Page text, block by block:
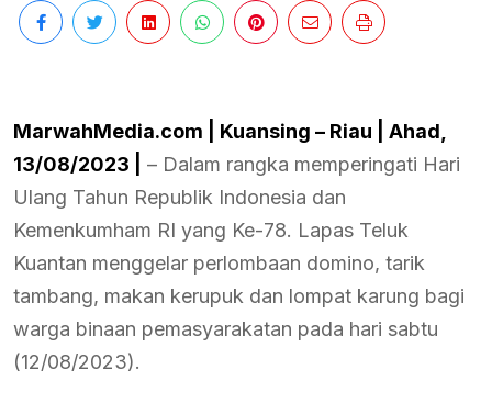
MarwahMedia.com | Kuansing – Riau | Ahad,
13/08/2023 |
– Dalam rangka memperingati Hari
Ulang Tahun Republik Indonesia dan
Kemenkumham RI yang Ke-78. Lapas Teluk
Kuantan menggelar perlombaan domino, tarik
tambang, makan kerupuk dan lompat karung bagi
warga binaan pemasyarakatan pada hari sabtu
(12/08/2023).